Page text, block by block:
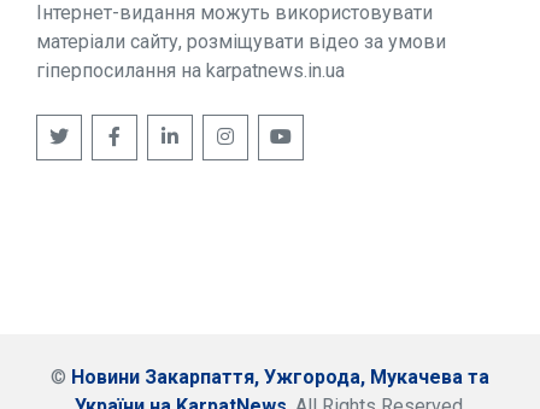
Інтернет-видання можуть використовувати
матеріали сайту, розміщувати відео за умови
гіперпосилання на karpatnews.in.ua
© Новини Закарпаття, Ужгорода, Мукачева та